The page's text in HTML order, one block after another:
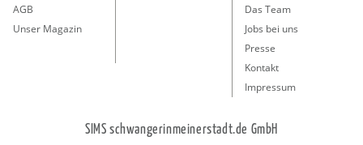
AGB
Unser Magazin
Das Team
Jobs bei uns
Presse
Kontakt
Impressum
SIMS schwangerinmeinerstadt.de GmbH